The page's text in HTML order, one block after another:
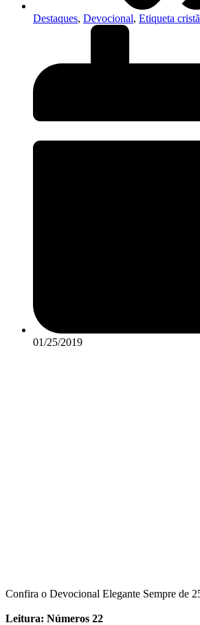
Destaques, Devocional, Etiqueta cristã
01/25/2019
Confira o Devocional Elegante Sempre de
Leitura: Números 22